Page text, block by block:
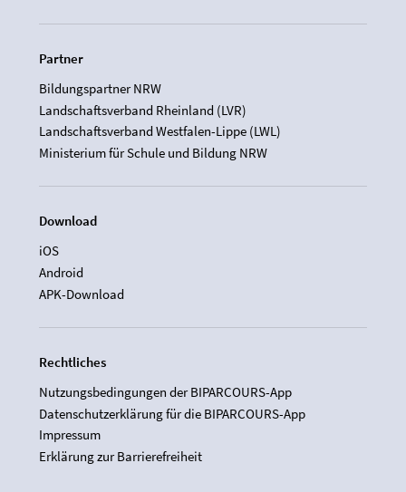
Partner
Bildungspartner NRW
Landschaftsverband Rheinland (LVR)
Landschaftsverband Westfalen-Lippe (LWL)
Ministerium für Schule und Bildung NRW
Download
iOS
Android
APK-Download
Rechtliches
Nutzungsbedingungen der BIPARCOURS-App
Datenschutzerklärung für die BIPARCOURS-App
Impressum
Erklärung zur Barrierefreiheit